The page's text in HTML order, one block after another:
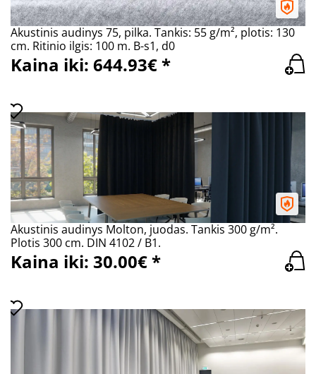
Akustinis audinys 75, pilka. Tankis: 55 g/m², plotis: 130
cm. Ritinio ilgis: 100 m. B-s1, d0
Kaina iki: 644.93€ *
Akustinis audinys Molton, juodas. Tankis 300 g/m².
Plotis 300 cm. DIN 4102 / B1.
Kaina iki: 30.00€ *